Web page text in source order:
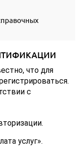
что для
с
услуг».